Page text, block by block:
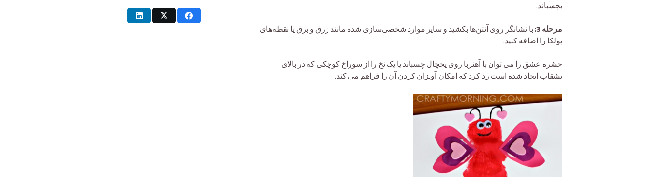
بچسباند.
مرحله 3:
با نشانگر روی آنتن‌ها بکشید و سایر موارد شخصی‌سازی شده مانند زرق و برق یا نقطه‌های
پولکا را اضافه کنید.
حشره عشق را می توان با آهنربا روی یخچال چسباند یا یک نخ را از سوراخ کوچکی که در بالای
بشقاب ایجاد شده است رد کرد که امکان آویزان کردن آن را فراهم می کند.